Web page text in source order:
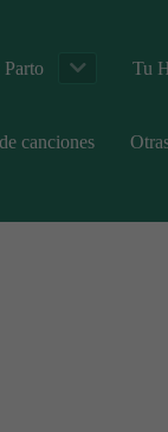
Parto Tu
canciones